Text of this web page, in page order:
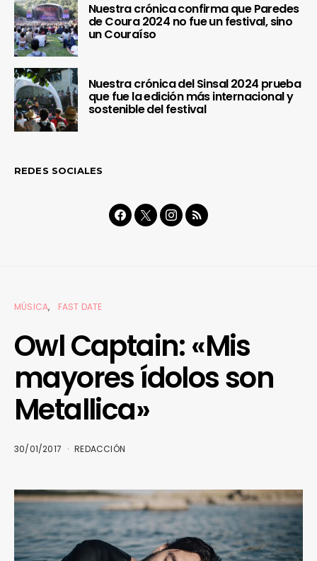
Nuestra crónica confirma que Paredes
de Coura 2024 no fue un festival, sino
un Couraíso
Nuestra crónica del Sinsal 2024 prueba
que fue la edición más internacional y
sostenible del festival
REDES SOCIALES
MÚSICA FAST DATE
Owl Captain: «Mis
mayores ídolos son
Metallica»
30/01/2017 REDACCIÓN